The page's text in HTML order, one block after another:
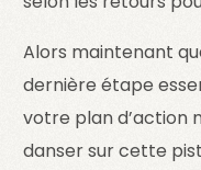
Alors maintenant
dernière étape
votre plan d’action
danser sur cette